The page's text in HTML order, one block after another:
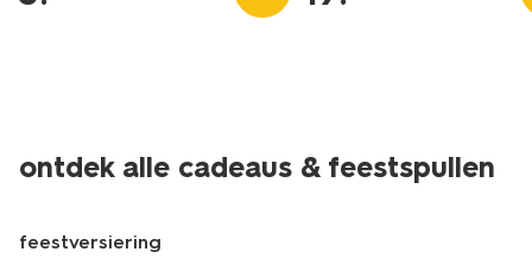
ontdek alle cadeaus & feestspullen
feestversiering